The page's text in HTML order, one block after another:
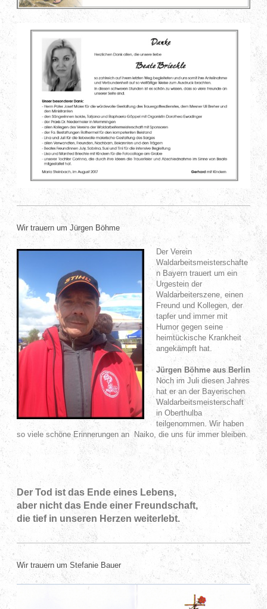
Wir trauern um Jürgen Böhme
Der Verein
Waldarbeitsmeisterschafte
n Bayern trauert um ein
Urgestein der
Waldarbeiterszene, einen
Freund und Kollegen, der
tapfer und immer mit
Humor gegen seine
heimtückische Krankheit
angekämpft hat.
Jürgen Böhme aus Berlin
Noch im Juli diesen Jahres
hat er an der Bayerischen
Waldarbeitsmeisterschaft
in Oberthulba
teilgenommen. Wir haben
so viele schöne Erinnerungen an Naiko, die uns für immer bleiben.
Der Tod ist das Ende eines Lebens,
aber nicht das Ende einer Freundschaft,
die tief in unseren Herzen weiterlebt.
Wir trauern um Stefanie Bauer